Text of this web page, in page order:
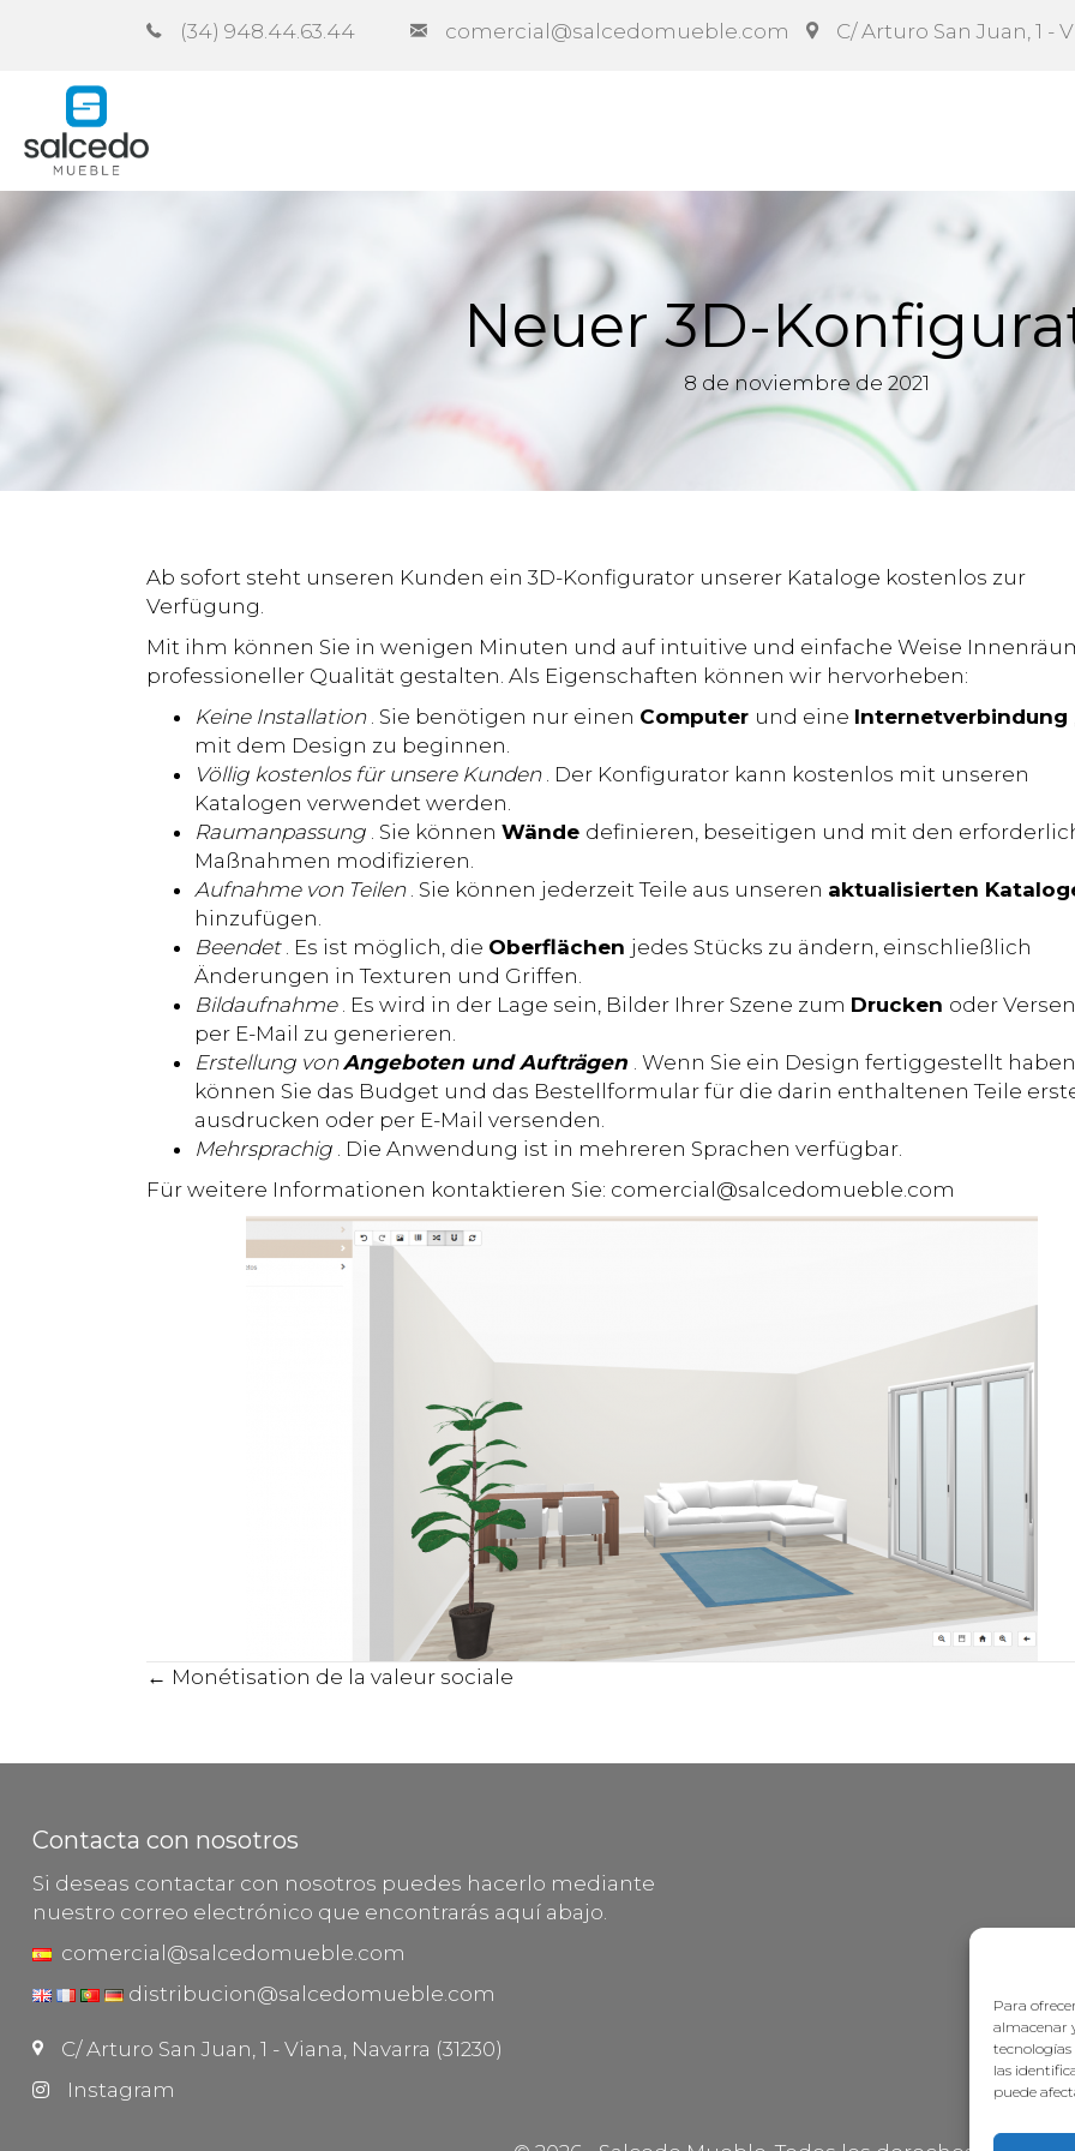
Para
almacenar
las
puede
(34) 948.44.63.44 comercial@salcedomueble.com C/ Arturo San Juan, 1 -
Neuer 3D-
8 de noviembre de 2021
Ab sofort steht unseren Kunden ein 3D-Konfigurator unserer Kataloge kostenlos zur
Verfügung.
Mit ihm können Sie in wenigen Minuten und auf intuitive und einfache Weise
professioneller Qualität gestalten. Als Eigenschaften können wir hervorheben:
Keine Installation . Sie benötigen nur einen Computer und eine Internetverbindung
mit dem Design zu beginnen.
Völlig kostenlos für unsere Kunden . Der Konfigurator kann kostenlos mit unseren
Katalogen verwendet werden.
Raumanpassung . Sie können Wände definieren, beseitigen und mit den
Maßnahmen modifizieren.
Aufnahme von Teilen . Sie können jederzeit Teile aus unseren aktualisierten
hinzufügen.
Beendet . Es ist möglich, die Oberflächen jedes Stücks zu ändern, einschließlich
Änderungen in Texturen und Griffen.
Bildaufnahme . Es wird in der Lage sein, Bilder Ihrer Szene zum Drucken oder
per E-Mail zu generieren.
Erstellung vonAngeboten und Aufträgen . Wenn Sie ein Design fertiggestellt haben,
können Sie das Budget und das Bestellformular für die darin enthaltenen Teile
ausdrucken oder per E-Mail versenden.
Mehrsprachig
. Die Anwendung ist in mehreren Sprachen verfügbar.
Für weitere Informationen kontaktieren Sie: comercial@salcedomueble.com
Posts
← Monétisation de la valeur sociale
Contacta con nosotros
Si deseas contactar con nosotros puedes hacerlo mediante
nuestro correo electrónico que encontrarás aquí abajo.
comercial@salcedomueble.com
distribucion@salcedomueble.com
C/ Arturo San Juan, 1 - Viana, Navarra (31230)
Instagram